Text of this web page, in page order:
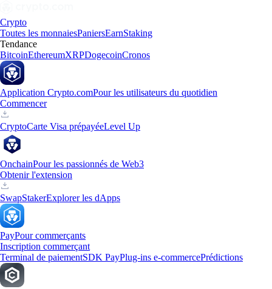
Crypto
Toutes les monnaiesPaniersEarnStaking
Tendance
BitcoinEthereumXRPDogecoinCronos
Application Crypto.comPour les utilisateurs du quotidien
Commencer
CryptoCarte Visa prépayéeLevel Up
OnchainPour les passionnés de Web3
Obtenir l'extension
SwapStakerExplorer les dApps
PayPour commerçants
Inscription commerçant
Terminal de paiementSDK PayPlug-ins e-commercePrédictions